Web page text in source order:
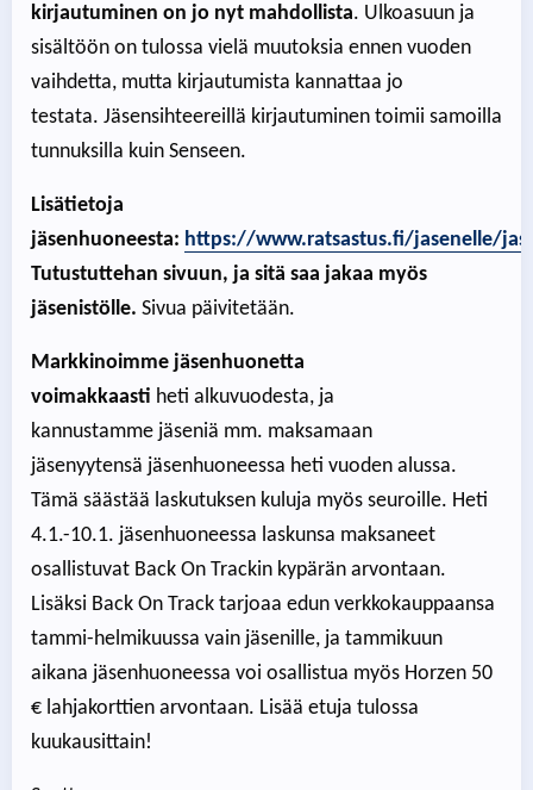
kirjautuminen on jo nyt mahdollista. Ulkoasuun ja
sisältöön on tulossa vielä muutoksia ennen vuoden
vaihdetta, mutta kirjautumista kannattaa jo
testata. Jäsensihteereillä kirjautuminen toimii samoilla
tunnuksilla kuin Senseen.
Lisätietoja
jäsenhuoneesta: https://www.ratsastus.fi/jasenelle/
Tutustuttehan sivuun, ja sitä saa jakaa myös
jäsenistölle. Sivua päivitetään.
Markkinoimme jäsenhuonetta
voimakkaasti heti alkuvuodesta, ja
kannustamme jäseniä mm. maksamaan
jäsenyytensä jäsenhuoneessa heti vuoden alussa.
Tämä säästää laskutuksen kuluja myös seuroille. Heti
4.1.-10.1. jäsenhuoneessa laskunsa maksaneet
osallistuvat Back On Trackin kypärän arvontaan.
Lisäksi Back On Track tarjoaa edun verkkokauppaansa
tammi-helmikuussa vain jäsenille, ja tammikuun
aikana jäsenhuoneessa voi osallistua myös Horzen 50
€ lahjakorttien arvontaan. Lisää etuja tulossa
kuukausittain!